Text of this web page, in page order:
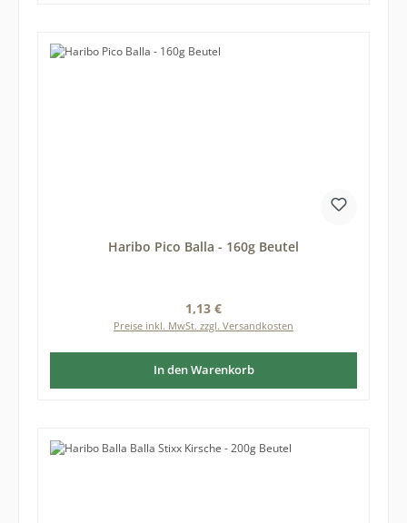
Haribo Pico Balla - 160g Beutel
Regulärer Preis:
1,13 €
Preise inkl. MwSt. zzgl. Versandkosten
In den Warenkorb